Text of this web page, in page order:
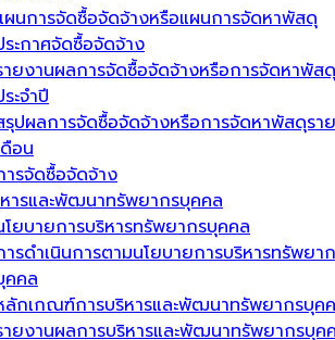
ผนการจัดซื้อจัดจ้างหรือแผนการจัดหาพัสดุ
ระกาศจัดซื้อจัดจ้าง
ายงานผลการจัดซื้อจัดจ้างหรือการจัดหาพัสดุ
ะจำปี
รุปผลการจัดซื้อจัดจ้างหรือการจัดหาพัสดุราย
อน
ารจัดซื้อจัดจ้าง
ารและพัฒนาทรัพยากรบุคคล
โยบายการบริหารทรัพยากรบุคคล
ารดำเนินการตามนโยบายการบริหารทรัพยา
คคล
ลักเกณฑ์การบริหารและพัฒนาทรัพยากรบุค
ายงานผลการบริหารและพัฒนาทรัพยากรบุค